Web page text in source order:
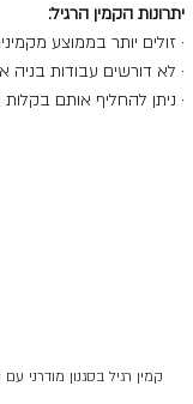
יתרונות הקמין הרגיל:
· זולים יותר בממוצע
· לא דורשים עבודות בניה
· ניתן להחליף אותם בקלות
קמין רגיל בסגנון מודרני